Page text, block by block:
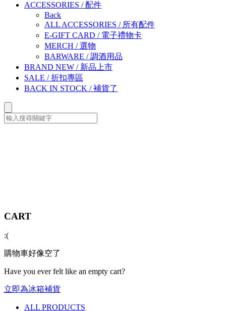
ACCESSORIES /配件
Back
ALL ACCESSORIES / 所有配件
E-GIFT CARD / 電子禮物卡
MERCH /選物
BARWARE /調酒用品
BRAND NEW / 新品上市
SALE /折扣專區
BACK IN STOCK /補貨了
CART
:(
購物車好像空了
Have you ever felt like an empty cart?
立即為冰箱補貨
ALL PRODUCTS